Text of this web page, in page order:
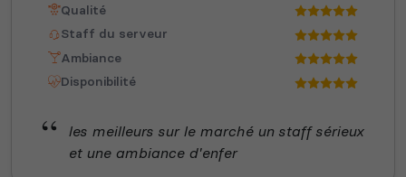
Qualité
Staff du serveur
Ambiance
Disponibilité
les meilleurs sur le marché un staff sérieux
et une ambiance d'enfer